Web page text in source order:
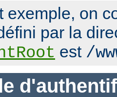
exemple, on
par la
est /